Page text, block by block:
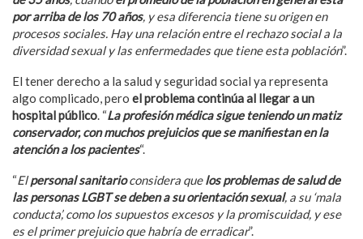
por arriba de los 70 años, y esa diferencia tiene su origen en
procesos sociales. Hay una relación entre el rechazo social a la
diversidad sexual y las enfermedades que tiene esta población”.
El tener derecho a la salud y seguridad social ya representa
algo complicado, pero el problema continúa al llegar a un
hospital público. “La profesión médica sigue teniendo un matiz
conservador, con muchos prejuicios que se manifiestan en la
atención a los pacientes“.
“Elpersonal sanitarioconsidera quelos problemas de salud de
las personas LGBT se deben a su orientación sexual, a su ‘mala
conducta’, como los supuestos excesos y la promiscuidad, y ese
es el primer prejuicio que habría de erradicar”.